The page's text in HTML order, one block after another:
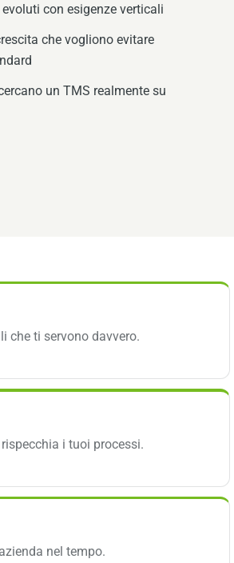
con esigenze verticali
che vogliono evitare
un TMS realmente su
che ti servono davvero.
i tuoi processi.
nel tempo.